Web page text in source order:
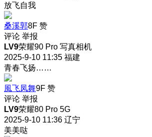
放飞自我
桑溪郭8F 赞
评论 举报
LV9荣耀90 Pro 写真相机
2025-9-10 11:35 福建
青春飞扬……
風飞凤舞9F 赞
评论 举报
LV9荣耀80 Pro 5G
2025-9-10 11:36 辽宁
美美哒